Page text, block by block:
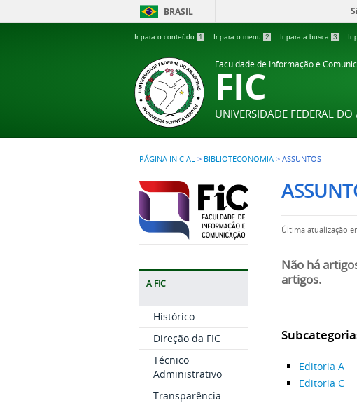
BRASIL
Ir para o conteúdo 1 Ir para o menu 2 Ir para a busca 3 Ir
Faculdade de Informação e
FIC
UNIVERSIDADE FEDERAL
PÁGINA INICIAL > BIBLIOTECONOMIA > ASSUNTOS
A FIC
Histórico
Direção da FIC
Técnico
Administrativo
Transparência
Última atualização
Não há
artigos.
Editoria A
Editoria C